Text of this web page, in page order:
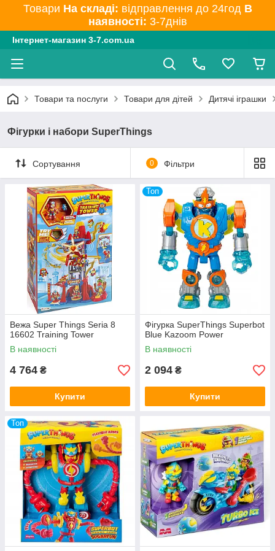
Товари На складі: відправлення до 24год В
наявності: 3-7днів
Інтернет-магазин 3-7.com.ua
Товари та послуги Товари для дітей Дитячі іграшки
Фігурки і набори SuperThings
Сортування 0 Фільтри
Вежа Super Things Seria 8
16602 Training Tower
В наявності
4 764 ₴
Купити
Топ
Фігурка SuperThings Superbot
Blue Kazoom Power
В наявності
2 094 ₴
Купити
Топ